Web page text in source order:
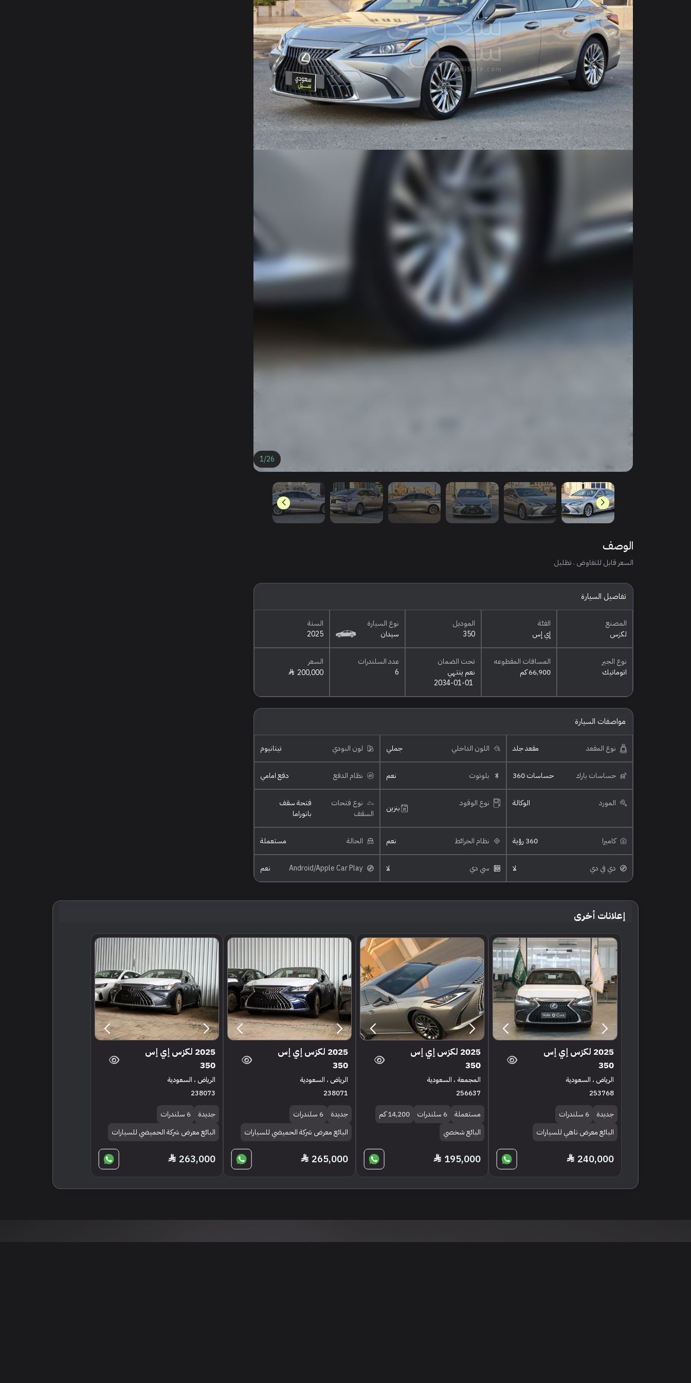
1/26
الوصف
السعر قابل للتفاوض . تظليل
تفاصيل السيارة
المصنع
لكزس
الفئة
إي إس
الموديل
350
نوع السيارة
سيدان
السنة
2025
نوع الجير
اتوماتيك
المسافات المقطوعه
66,900 كم
تحت الضمان
نعم ينتهي
2034-01-01
عدد السلندرات
6
السعر
200,000
مواصفات السيارة
نوع المقعد مقعد جلد اللون الداخلي جملي لون البودي تيتانيوم
حساسات بارك حساسات 360 بلوتوث نعم نظام الدفع دفع امامي
المورد الوكالة نوع الوقود بنزين
نوع فتحات
السقف
فتحة سقف
بانوراما
كاميرا 360 رؤية نظام الخرائط نعم الحالة مستعملة
دي في دي لا سي دي لا نعم
إعلانات أخرى
2025 لكزس إي إس
350
الرياض ، السعودية
253768
جديدة
6 سلندرات
البائع معرض ناهي للسيارات
240,000
2025 لكزس إي إس
350
المجمعة ، السعودية
256637
مستعملة 6 سلندرات
14,200 كم
البائع شخصي
195,000
2025 لكزس إي إس
350
الرياض ، السعودية
238071
جديدة
6 سلندرات
البائع معرض شركة الحميضي للسيارات
265,000
2025 لكزس إي إس
350
الرياض ، السعودية
238073
جديدة
6 سلندرات
البائع معرض شركة الحميضي للسيارات
263,000